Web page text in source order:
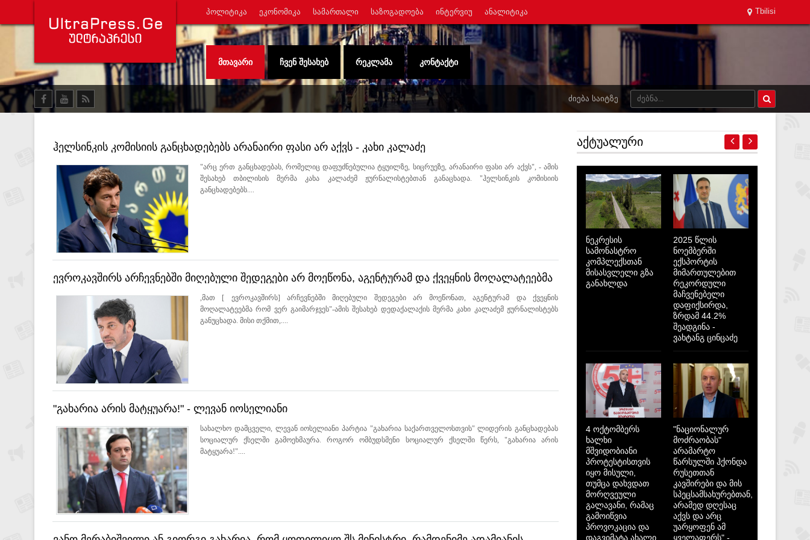
ᲞᲝᲚᲘᲢᲘᲙᲐ ᲔᲙᲝᲜᲝᲛᲘᲙᲐ ᲡᲐᲛᲐᲠᲗᲐᲚᲘ ᲡᲐᲖᲝᲒᲐᲓᲝᲔᲑᲐ ᲘᲜᲢᲔᲠᲕᲘᲣ ᲐᲜᲐᲚᲘᲢᲘᲙᲐ Tbilisi
ᲛᲗᲐᲕᲐᲠᲘ ᲩᲕᲔᲜ ᲨᲔᲡᲐᲮᲔᲑ ᲠᲔᲙᲚᲐᲛᲐ ᲙᲝᲜᲢᲐᲥᲢᲘ
ᲫᲘᲔᲑᲐ ᲡᲐᲘᲢᲖᲔ
ჰელსინკის კომისიის განცხადებებს არანაირი ფასი არ აქვს - კახი კალაძე
"არც ერთ განცხადებას, რომელიც დაფუძნებულია ტყუილზე, სიცრუეზე, არანაირი ფასი არ აქვს", - ამის
შესახებ თბილისის მერმა კახა კალაძემ ჟურნალისტებთან განაცხადა. "ჰელსინკის კომისიის
განცხადებებს....
ევროკავშირს არჩევნებში მიღებული შედეგები არ მოეწონა, აგენტურამ და ქვეყნის მოღალატეებმა
რომ ვერ გაიმარჯვეს - კალაძე,მათ [ ევროკავშირს] არჩევნებში მიღებული შედეგები არ მოეწონათ, აგენტურამ და ქვეყნის
მოღალატეებმა რომ ვერ გაიმარჯვეს"-ამის შესახებ დედაქალაქის მერმა კახი კალაძემ ჟურნალისტებს
განუცხადა. მისი თქმით,....
"გახარია არის მატყუარა!" - ლევან იოსელიანი
სახალხო დამცველი, ლევან იოსელიანი პარტია "გახარია საქართველოსთვის" ლიდერის განცხადებას
სოციალურ ქსელში გამოეხმაურა. როგორ ომბუდსმენი სოციალურ ქსელში წერს, "გახარია არის
მატყუარა!"....
ᲐᲥᲢᲣᲐᲚᲣᲠᲘ
ნეკრესის
სამონასტრო
კომპლექსთან
მისასვლელი გზა
განახლდა
2025 წლის
ნოემბერში
ექსპორტის
მიმართულებით
რეკორდული
მაჩვენებელი
დაფიქსირდა,
ზრდამ 44.2%
შეადგინა -
ვახტანგ ცინცაძე
4 ოქტომბერს
ხალხი
მშვიდობიანი
პროტესტისთვის
იყო მისული,
თუმცა დახვდათ
მორღვეული
გალავანი, რამაც
გამოიწვია
პროვოკაცია და
დაგვიმატა ახალი
"ნაციონალურ
მოძრაობას"
არამარტო
წარსულში ჰქონდა
რუსეთთან
კავშირები და მის
სპეცსამსახურებთან,
არამედ დღესაც
აქვს და არც
უარყოფენ ამ
ყველაფერს" -